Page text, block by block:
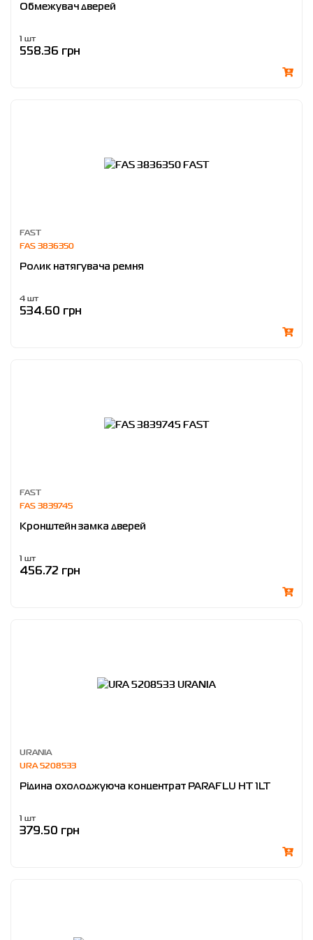
Обмежувач дверей
1 шт
558.36 грн
FAST
FAS 3836350
Ролик натягувача ремня
4 шт
534.60 грн
FAST
FAS 3839745
Кронштейн замка дверей
1 шт
456.72 грн
URANIA
URA 5208533
Рідина охолоджуюча концентрат PARAFLU HT 1LT
1 шт
379.50 грн